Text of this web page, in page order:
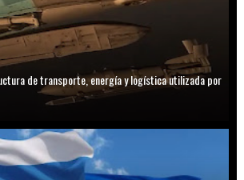
de transporte, energía y logística utilizada por